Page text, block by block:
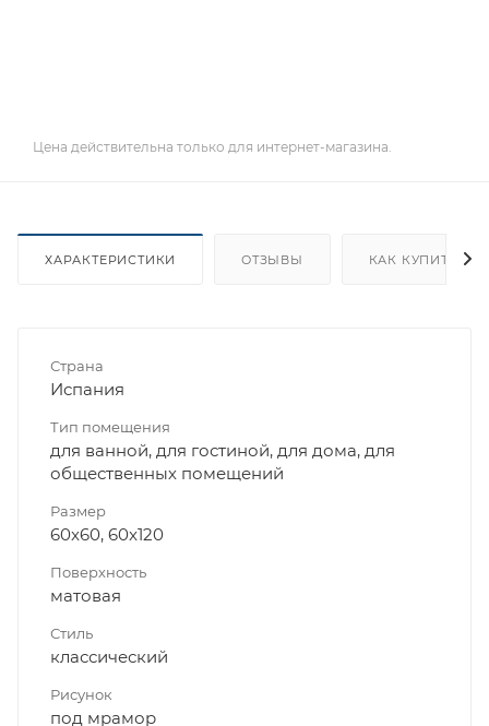
Цена действительна только для интернет-магазина.
ХАРАКТЕРИСТИКИ ОТЗЫВЫ КАК КУПИТЬ
Страна
Испания
Тип помещения
для ванной, для гостиной, для дома, для
общественных помещений
Размер
60x60, 60x120
Поверхность
матовая
Стиль
классический
Рисунок
под мрамор